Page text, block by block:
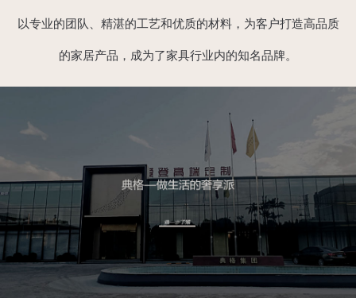
以专业的团队、精湛的工艺和优质的材料，为客户打造高品质
的家居产品，成为了家具行业内的知名品牌。